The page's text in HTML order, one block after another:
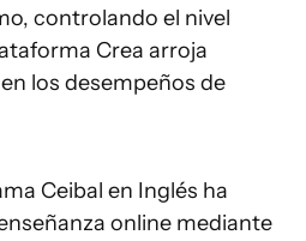
controlando el nivel
Crea arroja
los desempeños de
Ceibal en Inglés ha
online mediante